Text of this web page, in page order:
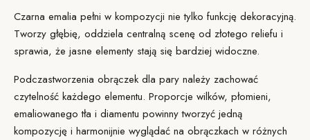
Czarna emalia pełni w kompozycji nie tylko funkcję dekoracyjną.
Tworzy głębię, oddziela centralną scenę od złotego reliefu i
sprawia, że jasne elementy stają się bardziej widoczne.
Podczastworzenia obrączek dla pary należy zachować
czytelność każdego elementu. Proporcje wilków, płomieni,
emaliowanego tła i diamentu powinny tworzyć jedną
kompozycję i harmonijnie wyglądać na obrączkach w różnych